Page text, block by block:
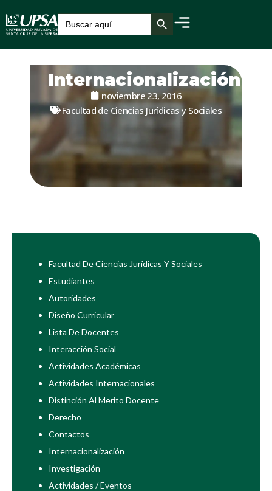
Buscar: Botón de búsqueda
Internacionalización
noviembre 23, 2016
Facultad de Ciencias Jurídicas y Sociales
Facultad De Ciencias Jurídicas Y Sociales
Estudiantes
Autoridades
Diseño Curricular
Lista De Docentes
Interacción Social
Actividades Académicas
Actividades Internacionales
Distinción Al Merito Docente
Derecho
Contactos
Internacionalización
Investigación
Actividades / Eventos